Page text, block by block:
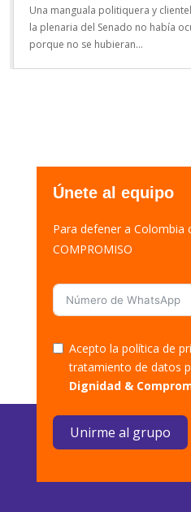
Una manguala politiquera y
la plenaria del Senado no había
porque no se hubieran...
Únete al equipo
Para defener a Colombia
COMPROMISO
Acepto la política de
tratamiento de datos
Dignidad &
Unirme al grupo